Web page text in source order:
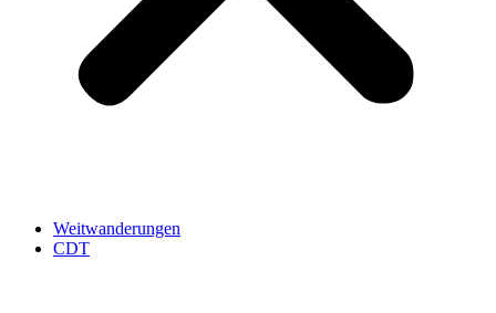
Weitwanderungen
CDT